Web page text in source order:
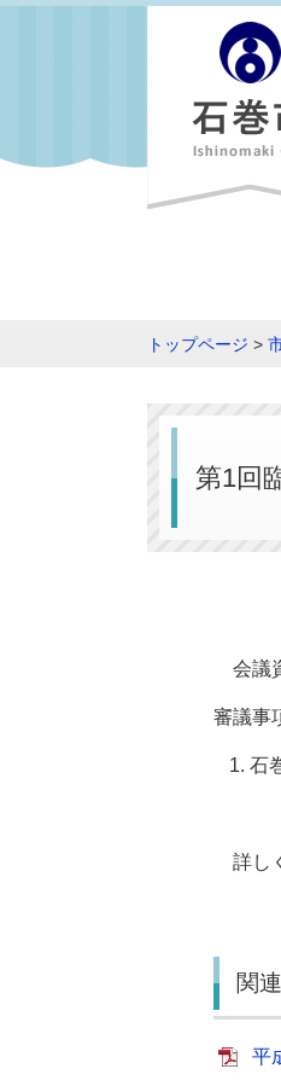
トップページ >
第1回
会議
審議事
石
詳し
関
平